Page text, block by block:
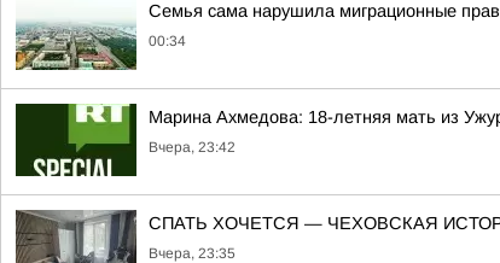
Семья сама нарушила миграционные
00:34
Марина Ахмедова: 18-летняя мать из
Вчера, 23:42
СПАТЬ ХОЧЕТСЯ — ЧЕХОВСКАЯ
Вчера, 23:35